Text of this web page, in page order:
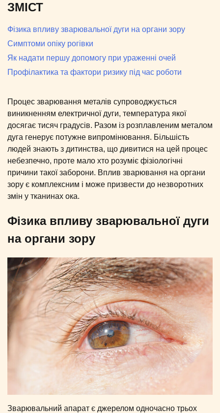
ЗМІСТ
Фізика впливу зварювальної дуги на органи зору
Симптоми опіку рогівки
Як надати першу допомогу при ураженні очей
Профілактика та фактори ризику під час роботи
Процес зварювання металів супроводжується
виникненням електричної дуги, температура якої
досягає тисяч градусів. Разом із розплавленим металом
дуга генерує потужне випромінювання. Більшість
людей знають з дитинства, що дивитися на цей процес
небезпечно, проте мало хто розуміє фізіологічні
причини такої заборони. Вплив зварювання на органи
зору є комплексним і може призвести до незворотних
змін у тканинах ока.
Фізика впливу зварювальної дуги
на органи зору
Зварювальний апарат є джерелом одночасно трьох